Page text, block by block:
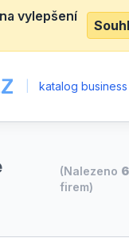
vylepšení
katalog
(Nalezeno
firem)